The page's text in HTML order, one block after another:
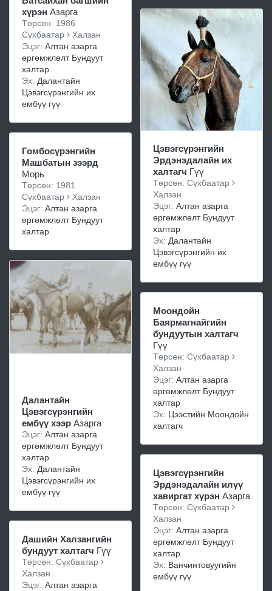
хүрэн Азарга
Төрсөн: 1986
Сүхбаатар
Халзан
Эцэг: Алтан азарга
өргөмжлөлт Бундуут
халтар
Эх: Далантайн
Цэвэгсүрэнгийн их
ембүү гүү
Гомбосүрэнгийн
Машбатын зээрд
Морь
Төрсөн: 1981
Сүхбаатар
Халзан
Эцэг: Алтан азарга
өргөмжлөлт Бундуут
халтар
Далантайн
Цэвэгсүрэнгийн
ембүү хээр Азарга
Эцэг: Алтан азарга
өргөмжлөлт Бундуут
халтар
Эх: Далантайн
Цэвэгсүрэнгийн их
ембүү гүү
Дашийн Халзангийн
бундуут халтагч Гүү
Төрсөн: Сүхбаатар
Халзан
Эцэг: Алтан азарга
Цэвэгсүрэнгийн
Эрдэнэдалайн их
халтагч Гүү
Төрсөн: Сүхбаатар
Халзан
Эцэг: Алтан азарга
өргөмжлөлт Бундуут
халтар
Эх: Далантайн
Цэвэгсүрэнгийн их
ембүү гүү
Моондойн
Баярмагнайгийн
бундуутын халтагч
Гүү
Төрсөн: Сүхбаатар
Халзан
Эцэг: Алтан азарга
өргөмжлөлт Бундуут
халтар
Эх: Цээстийн Моондойн
халтагч
Цэвэгсүрэнгийн
Эрдэнэдалайн илүү
хавиргат хүрэн Азарга
Төрсөн: Сүхбаатар
Халзан
Эцэг: Алтан азарга
өргөмжлөлт Бундуут
халтар
Эх: Ванчинтовуугийн
ембүү гүү